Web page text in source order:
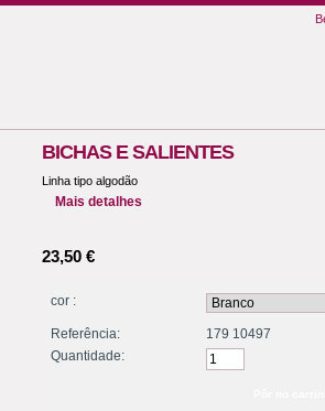
BICHAS E SALIENTES
Linha tipo algodão
Mais detalhes
23,50 €
cor :
Referência:
179 10497
Quantidade: